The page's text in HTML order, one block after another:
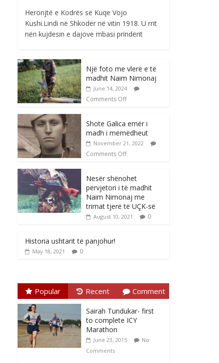
Heronjtë e Kodrës së Kuqe Vojo
Kushi.Lindi në Shkodër në vitin 1918. U rrit
nën kujdesin e dajove mbasi prindërit
Një foto me vlerë e të
madhit Naim Nimonaj
June 14, 2024
Comments Off
Shote Galica emër i
madh i mëmëdheut
November 21, 2022
Comments Off
Nesër shënohet
përvjetori i të madhit
Naim Nimonaj me
trimat tjerë të UÇK-së
August 10, 2021 0
Historia ushtarit të panjohur!
May 18, 2021 0
Popular Recent Comment
Sairah Tundukar- first
to complete ICY
Marathon
June 23, 2015
No
Comments